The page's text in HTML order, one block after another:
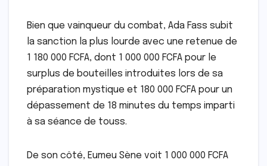
Bien que vainqueur du combat, Ada Fass subit
la sanction la plus lourde avec une retenue de
1 180 000 FCFA, dont 1 000 000 FCFA pour le
surplus de bouteilles introduites lors de sa
préparation mystique et 180 000 FCFA pour un
dépassement de 18 minutes du temps imparti
à sa séance de touss.
De son côté, Eumeu Sène voit 1 000 000 FCFA